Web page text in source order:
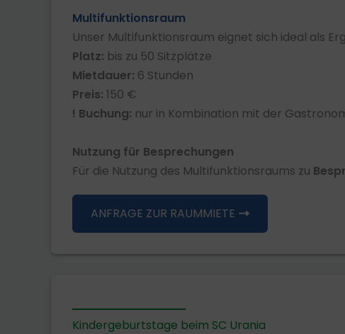
Multifunktionsraum
Unser Multifunktionsraum eignet sich ideal als
Platz: bis zu 50 Sitzplätze
Mietdauer: 6 Stunden
Preis: 150 €
! Buchung: nur in Kombination mit der
Nutzung für Besprechungen
Für die Nutzung des Multifunktionsraums zu
ANFRAGE ZUR RAUMMIETE
Kindergeburtstage beim SC Urania